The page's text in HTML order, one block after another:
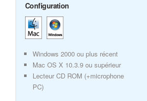
Configuration
Windows 2000 ou plus récent
Mac OS X 10.3.9 ou supérieur
Lecteur CD ROM (+microphone
PC)